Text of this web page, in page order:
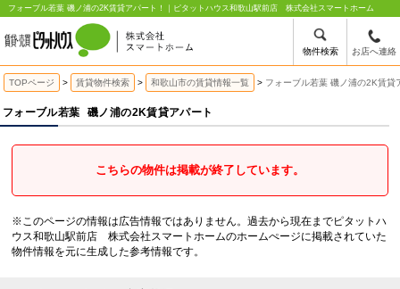
物件検索 お店へ連絡
フォーブル若葉 磯ノ浦の2K賃貸アパート！｜ピタットハウス和歌山駅前店 株式会社スマートホーム
TOPページ 賃貸物件検索 和歌山市の賃貸情報一覧 フォーブル若葉 磯ノ浦の2K賃貸
フォーブル若葉 磯ノ浦の2K賃貸アパート
こちらの物件は掲載が終了しています。
※このページの情報は広告情報ではありません。過去から現在までピタットハ
ウス和歌山駅前店 株式会社スマートホームのホームぺージに掲載されていた
物件情報を元に生成した参考情報です。